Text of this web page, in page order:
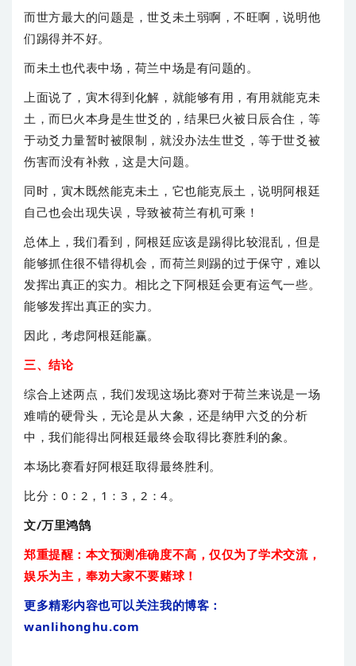
而世方最大的问题是，世爻未土弱啊，不旺啊，说明他
们踢得并不好。
而未土也代表中场，荷兰中场是有问题的。
上面说了，寅木得到化解，就能够有用，有用就能克未
土，而巳火本身是生世爻的，结果巳火被日辰合住，等
于动爻力量暂时被限制，就没办法生世爻，等于世爻被
伤害而没有补救，这是大问题。
同时，寅木既然能克未土，它也能克辰土，说明阿根廷
自己也会出现失误，导致被荷兰有机可乘！
总体上，我们看到，阿根廷应该是踢得比较混乱，但是
能够抓住很不错得机会，而荷兰则踢的过于保守，难以
发挥出真正的实力。相比之下阿根廷会更有运气一些。
能够发挥出真正的实力。
因此，考虑阿根廷能赢。
三、结论
综合上述两点，我们发现这场比赛对于荷兰来说是一场
难啃的硬骨头，无论是从大象，还是纳甲六爻的分析
中，我们能得出阿根廷最终会取得比赛胜利的象。
本场比赛看好阿根廷取得最终胜利。
比分：0：2，1：3，2：4。
文/万里鸿鹄
郑重提醒：本文预测准确度不高，仅仅为了学术交流，
娱乐为主，奉劝大家不要赌球！
更多精彩内容也可以关注我的博客：
wanlihonghu.com